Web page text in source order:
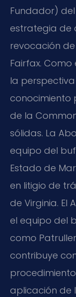
Fundador)
estrategia de
revocación
Fairfax. Como
la
conocimiento
de la
sólidas. La
equipo del
Estado de
en litigio de
de Virginia. El
el equipo del
como
contribuye
aplicación de